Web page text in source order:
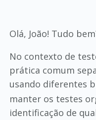
Olá, João! Tudo
No contexto de
prática comum
usando diferentes
manter os testes
identificação de